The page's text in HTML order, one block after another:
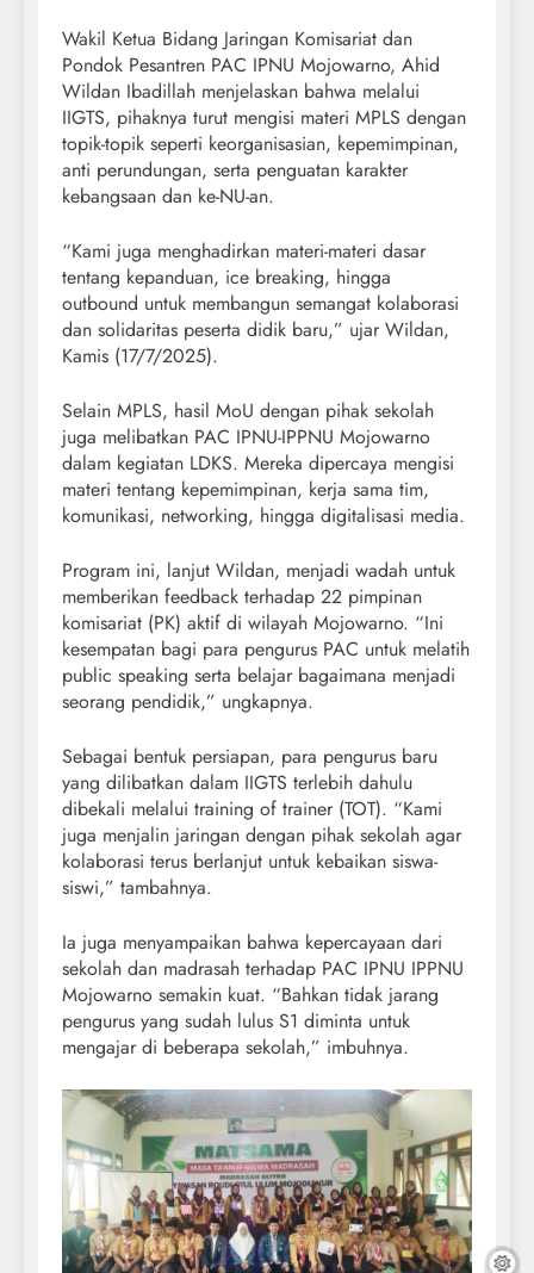
Wakil Ketua Bidang Jaringan Komisariat dan
Pondok Pesantren PAC IPNU Mojowarno, Ahid
Wildan Ibadillah menjelaskan bahwa melalui
IIGTS, pihaknya turut mengisi materi MPLS dengan
topik-topik seperti keorganisasian, kepemimpinan,
anti perundungan, serta penguatan karakter
kebangsaan dan ke-NU-an.
“Kami juga menghadirkan materi-materi dasar
tentang kepanduan, ice breaking, hingga
outbound untuk membangun semangat kolaborasi
dan solidaritas peserta didik baru,” ujar Wildan,
Kamis (17/7/2025).
Selain MPLS, hasil MoU dengan pihak sekolah
juga melibatkan PAC IPNU-IPPNU Mojowarno
dalam kegiatan LDKS. Mereka dipercaya mengisi
materi tentang kepemimpinan, kerja sama tim,
komunikasi, networking, hingga digitalisasi media.
Program ini, lanjut Wildan, menjadi wadah untuk
memberikan feedback terhadap 22 pimpinan
komisariat (PK) aktif di wilayah Mojowarno. “Ini
kesempatan bagi para pengurus PAC untuk melatih
public speaking serta belajar bagaimana menjadi
seorang pendidik,” ungkapnya.
Sebagai bentuk persiapan, para pengurus baru
yang dilibatkan dalam IIGTS terlebih dahulu
dibekali melalui training of trainer (TOT). “Kami
juga menjalin jaringan dengan pihak sekolah agar
kolaborasi terus berlanjut untuk kebaikan siswa-
siswi,” tambahnya.
Ia juga menyampaikan bahwa kepercayaan dari
sekolah dan madrasah terhadap PAC IPNU IPPNU
Mojowarno semakin kuat. “Bahkan tidak jarang
pengurus yang sudah lulus S1 diminta untuk
mengajar di beberapa sekolah,” imbuhnya.